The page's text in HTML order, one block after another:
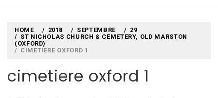
HOME 2018 SEPTEMBRE
29
ST NICHOLAS CHURCH & CEMETERY, OLD MARSTON
(OXFORD)
CIMETIERE OXFORD 1
cimetiere oxford 1